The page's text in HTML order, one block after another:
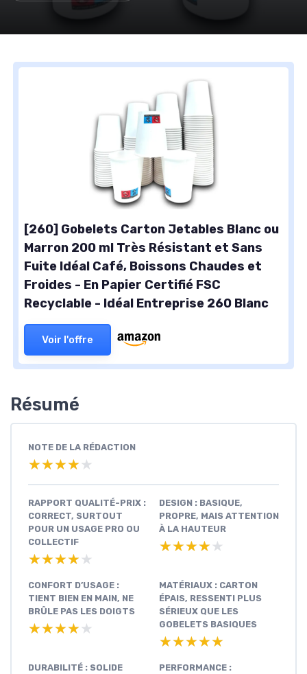
[260] Gobelets Carton Jetables Blanc ou
Marron 200 ml Très Résistant et Sans
Fuite Idéal Café, Boissons Chaudes et
Froides - En Papier Certifié FSC
Recyclable - Idéal Entreprise 260 Blanc
Voir l'offre
Résumé
NOTE DE LA RÉDACTION
★★★★★
★★★★★
RAPPORT QUALITÉ-PRIX :
CORRECT, SURTOUT
POUR UN USAGE PRO OU
COLLECTIF
★★★★★
★★★★★
DESIGN : BASIQUE,
PROPRE, MAIS ATTENTION
À LA HAUTEUR
★★★★★
★★★★★
CONFORT D’USAGE :
TIENT BIEN EN MAIN, NE
BRÛLE PAS LES DOIGTS
★★★★★
★★★★★
MATÉRIAUX : CARTON
ÉPAIS, RESSENTI PLUS
SÉRIEUX QUE LES
GOBELETS BASIQUES
★★★★★
★★★★★
DURABILITÉ : SOLIDE
PERFORMANCE :